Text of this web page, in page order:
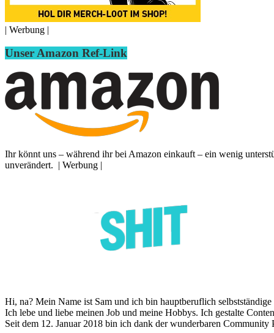
| Werbung |
Unser Amazon Ref-Link
Ihr könnt uns – während ihr bei Amazon einkauft – ein wenig
unverändert. | Werbung |
Hi, na? Mein Name ist Sam und ich bin hauptberuflich
Ich lebe und liebe meinen Job und meine Hobbys. Ich gestalte
Seit dem 12. Januar 2018 bin ich dank der wunderbaren Community